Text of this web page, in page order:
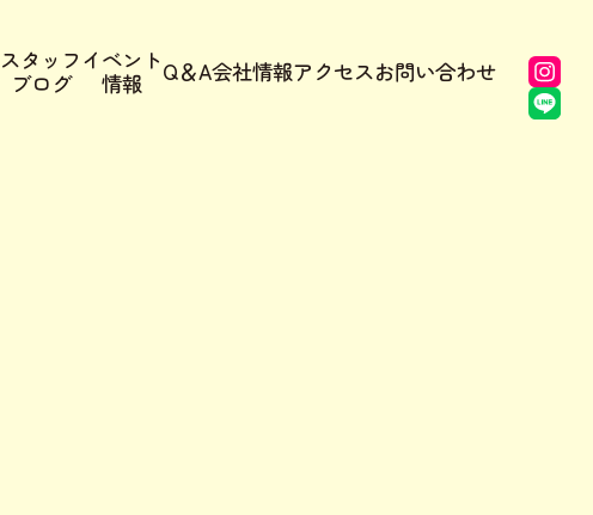
スタッフ
ブログ
イベント
情報
Q＆A会社情報アクセスお問い合わせ